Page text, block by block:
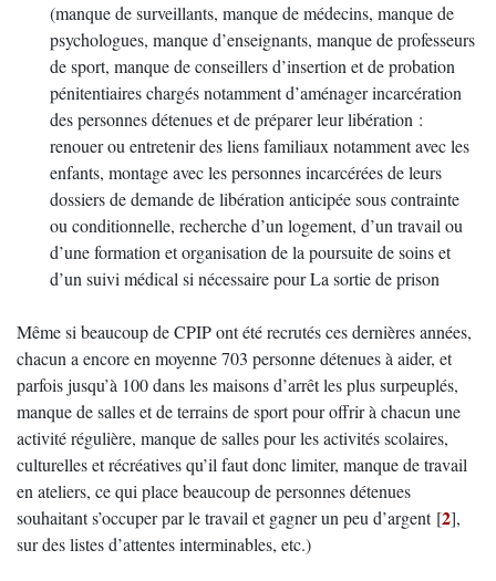
(manque de surveillants, manque de médecins, manque de
psychologues, manque d’enseignants, manque de professeurs
de sport, manque de conseillers d’insertion et de probation
pénitentiaires chargés notamment d’aménager incarcération
des personnes détenues et de préparer leur libération :
renouer ou entretenir des liens familiaux notamment avec les
enfants, montage avec les personnes incarcérées de leurs
dossiers de demande de libération anticipée sous contrainte
ou conditionnelle, recherche d’un logement, d’un travail ou
d’une formation et organisation de la poursuite de soins et
d’un suivi médical si nécessaire pour La sortie de prison
Même si beaucoup de CPIP ont été recrutés ces dernières années,
chacun a encore en moyenne 703 personne détenues à aider, et
parfois jusqu’à 100 dans les maisons d’arrêt les plus surpeuplés,
manque de salles et de terrains de sport pour offrir à chacun une
activité régulière, manque de salles pour les activités scolaires,
culturelles et récréatives qu’il faut donc limiter, manque de travail
en ateliers, ce qui place beaucoup de personnes détenues
souhaitant s’occuper par le travail et gagner un peu d’argent[2],
sur des listes d’attentes interminables, etc.)